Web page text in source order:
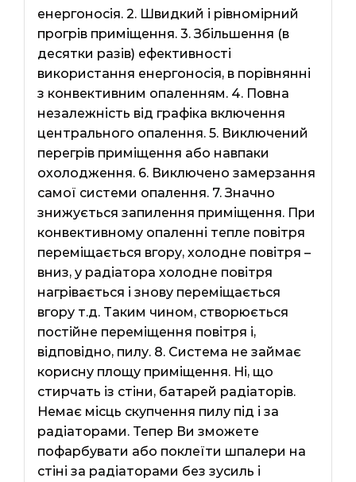
енергоносія. 2. Швидкий і рівномірний
прогрів приміщення. 3. Збільшення (в
десятки разів) ефективності
використання енергоносія, в порівнянні
з конвективним опаленням. 4. Повна
незалежність від графіка включення
центрального опалення. 5. Виключений
перегрів приміщення або навпаки
охолодження. 6. Виключено замерзання
самої системи опалення. 7. Значно
знижується запилення приміщення. При
конвективному опаленні тепле повітря
переміщається вгору, холодне повітря –
вниз, у радіатора холодне повітря
нагрівається і знову переміщається
вгору т.д. Таким чином, створюється
постійне переміщення повітря і,
відповідно, пилу. 8. Система не займає
корисну площу приміщення. Ні, що
стирчать із стіни, батарей радіаторів.
Немає місць скупчення пилу під і за
радіаторами. Тепер Ви зможете
пофарбувати або поклеїти шпалери на
стіні за радіаторами без зусиль і